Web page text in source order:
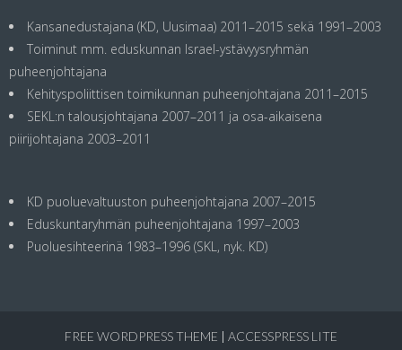
Kansanedustajana (KD, Uusimaa) 2011–2015 sekä 1991–2003
Toiminut mm. eduskunnan Israel-ystävyysryhmän
puheenjohtajana
Kehityspoliittisen toimikunnan puheenjohtajana 2011–2015
SEKL:n talousjohtajana 2007–2011 ja osa-aikaisena
piirijohtajana 2003–2011
KD puoluevaltuuston puheenjohtajana 2007–2015
Eduskuntaryhmän puheenjohtajana 1997–2003
Puoluesihteerinä 1983–1996 (SKL, nyk. KD)
FREE WORDPRESS THEME | ACCESSPRESS LITE